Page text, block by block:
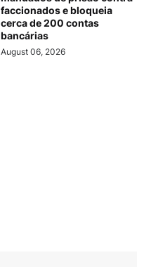
faccionados e bloqueia
cerca de 200 contas
bancárias
August 06, 2026